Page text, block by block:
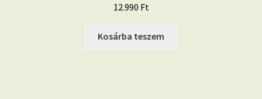
12.990 Ft
Kosárba teszem